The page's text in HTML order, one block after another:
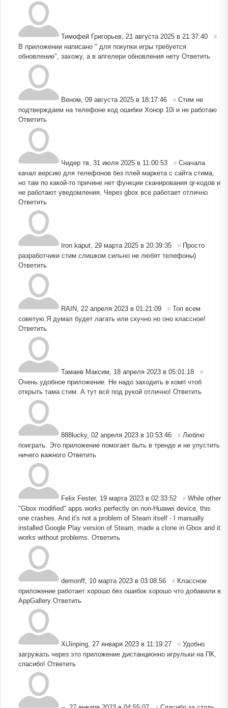
Тимофей Григорьев, 21 августа 2025 в 21:37:40 #
В приложении написано " для покупки игры требуется
обновление", захожу, а в апгелери обновления нету Ответить
Веном, 09 августа 2025 в 18:17:46 # Стим не
подтверждаем на телефоне код ошибки Хонор 10i и не работаю
Ответить
Чидер тв, 31 июля 2025 в 11:00:53 # Сначала
качал версию для телефонов без плей маркета с сайта стима,
но там по какой-то причине нет функции сканирования qr-кодов и
не работают уведомления. Через gbox все работает отлично
Ответить
Iron kaput, 29 марта 2025 в 20:39:35 # Просто
разработчики стим слишком сильно не любят телефоны)
Ответить
RAIN, 22 апреля 2023 в 01:21:09 # Топ всем
советую.Я думал будет лагать или скучно но оно классное!
Ответить
Тамаев Максим, 18 апреля 2023 в 05:01:18 #
Очень удобное приложение. Не надо заходить в комп чтоб
открыть тама стим. А тут всё под рукой отлично! Ответить
888lucky, 02 апреля 2023 в 10:53:46 # Люблю
поиграть. Это приложение помогает быть в тренде и не упустить
ничего важного Ответить
Felix Fester, 19 марта 2023 в 02:33:52 # While other
"Gbox modified" apps works perfectly on non-Huawei device, this
one crashes. And it's not a problem of Steam itself - I manually
installed Google Play version of Steam, made a clone in Gbox and it
works without problems. Ответить
demonff, 10 марта 2023 в 03:08:56 # Классное
приложение работает хорошо без ошибок хорошо что добавили в
AppGallery Ответить
XiJinping, 27 января 2023 в 11:19:27 # Удобно
загружать через это приложение дистанционно игрульки на ПК,
спасибо! Ответить